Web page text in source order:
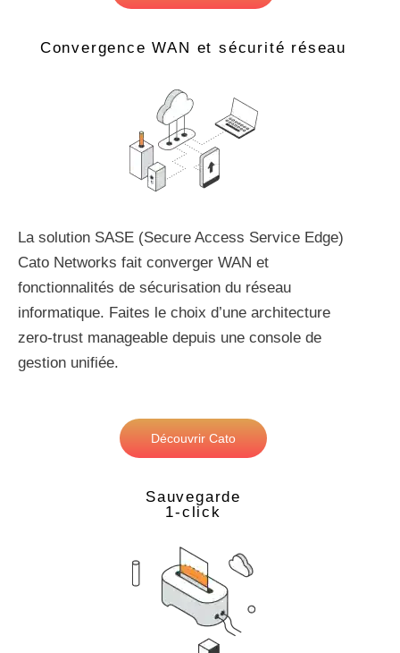
Convergence WAN et sécurité réseau
La solution SASE (Secure Access Service Edge)
Cato Networks fait converger WAN et
fonctionnalités de sécurisation du réseau
informatique. Faites le choix d’une architecture
zero-trust manageable depuis une console de
gestion unifiée.
Découvrir Cato
Sauvegarde
1-click